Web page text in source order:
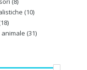
(10)
(31)